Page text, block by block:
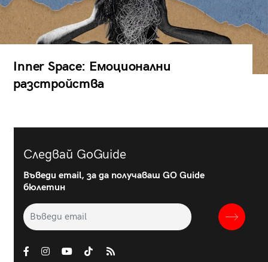
Inner Space: Емоционални
разстройства
Следвай GoGuide
Въведи email, за да получаваш GO Guide
бюлетин